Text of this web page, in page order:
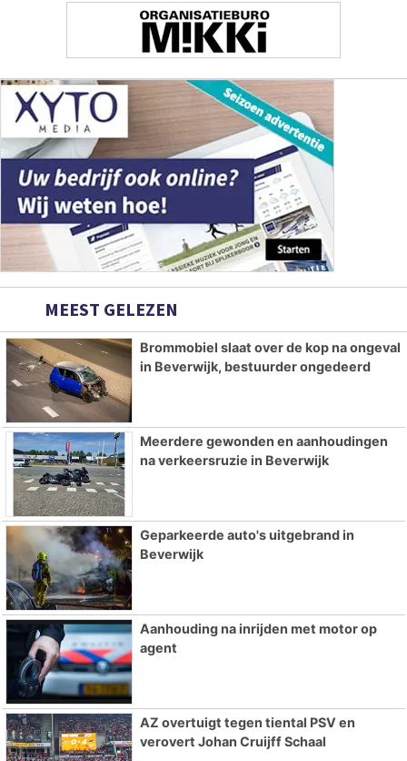
MEEST GELEZEN
Brommobiel slaat over de kop na ongeval
in Beverwijk, bestuurder ongedeerd
Meerdere gewonden en aanhoudingen
na verkeersruzie in Beverwijk
Geparkeerde auto's uitgebrand in
Beverwijk
Aanhouding na inrijden met motor op
agent
AZ overtuigt tegen tiental PSV en
verovert Johan Cruijff Schaal